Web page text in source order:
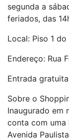
segunda a
feriados, das
Local: Piso 1
Endereço: Rua
Entrada gratuita
Sobre o
Inaugurado em
conta com
Avenida